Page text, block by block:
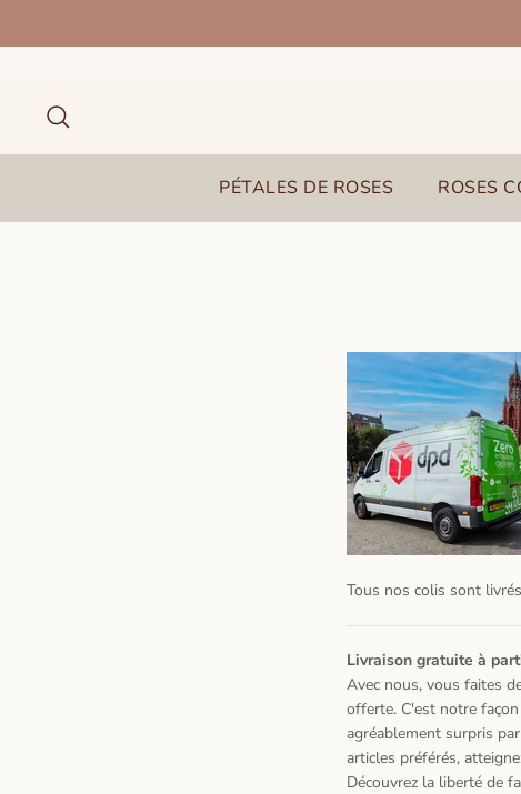
PÉTALES DE ROSES ROSES
Tous nos colis sont
Livraison gratuite à
Avec nous, vous faites
offerte. C'est notre
agréablement surpris
articles préférés,
Découvrez la liberté de